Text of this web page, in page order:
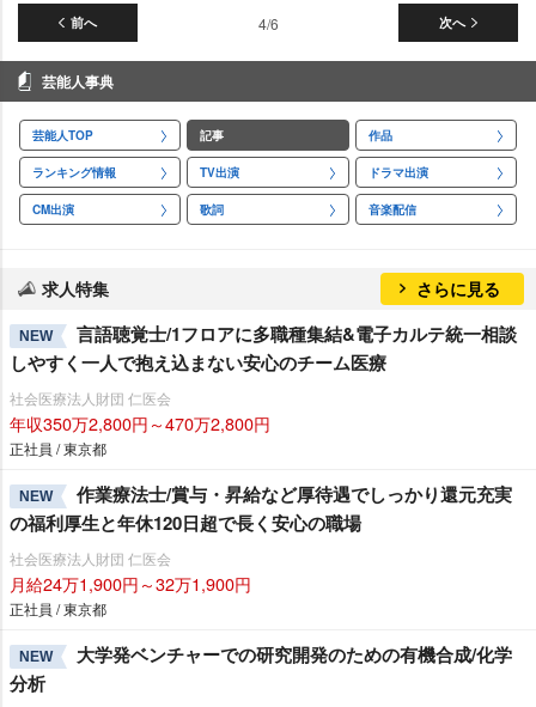
前へ 次へ
4/6
芸能人事典
芸能人TOP 記事 作品
ランキング情報 TV出演 ドラマ出演
CM出演 歌詞 音楽配信
求人特集 さらに見る
NEW
言語聴覚士/1フロアに多職種集結&電子カルテ統一相談
しやすく一人で抱え込まない安心のチーム医療
社会医療法人財団 仁医会
年収350万2,800円～470万2,800円
正社員 / 東京都
NEW
作業療法士/賞与・昇給など厚待遇でしっかり還元充実
の福利厚生と年休120日超で長く安心の職場
社会医療法人財団 仁医会
月給24万1,900円～32万1,900円
正社員 / 東京都
NEW
大学発ベンチャーでの研究開発のための有機合成/化学
分析